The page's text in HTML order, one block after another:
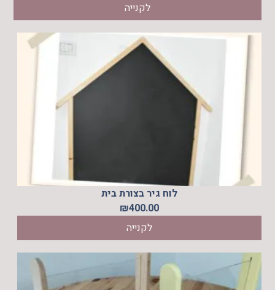
לקנייה
לוח גיר בצורת בית
₪400.00
לקנייה